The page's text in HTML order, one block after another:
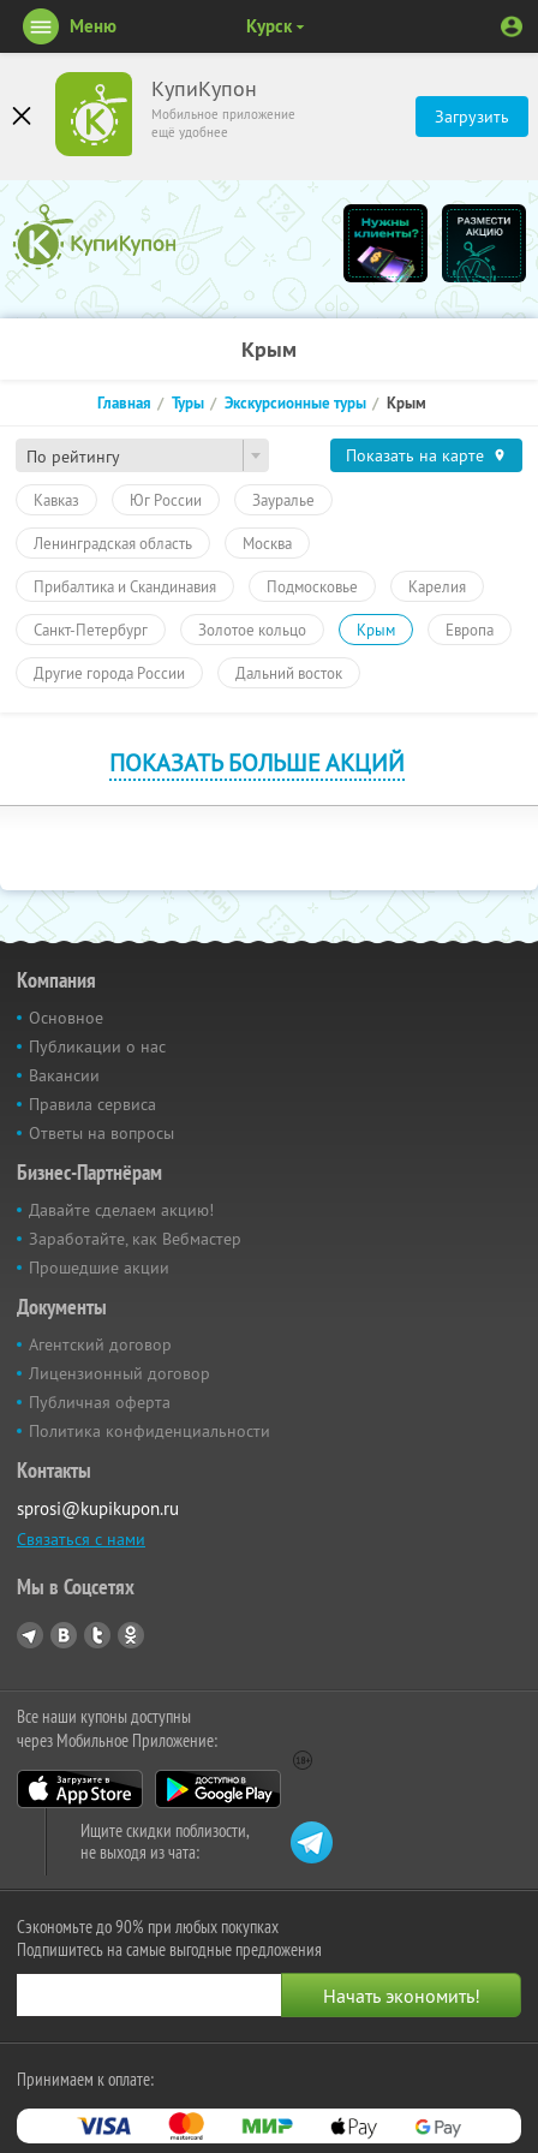
КупиКупон
Мобильное приложение
ещё удобнее
Загрузить
Меню Курск
Крым
По рейтингу
Главная Туры Экскурсионные туры Крым
Показать на карте
Кавказ Юг России Зауралье
Ленинградская область Москва
Прибалтика и Скандинавия Подмосковье Карелия
Санкт-Петербург Золотое кольцо Крым Европа
Другие города России Дальний восток
ПОКАЗАТЬ БОЛЬШЕ АКЦИЙ
Компания
Основное
Публикации о нас
Вакансии
Правила сервиса
Ответы на вопросы
Бизнес-Партнёрам
Давайте сделаем акцию!
Заработайте, как Вебмастер
Прошедшие акции
Документы
Агентский договор
Лицензионный договор
Публичная оферта
Политика конфиденциальности
Контакты
sprosi@kupikupon.ru
Связаться с нами
Мы в Соцсетях
Все наши купоны доступны
через Мобильное Приложение:
Ищите скидки поблизости,
не выходя из чата:
Сэкономьте до 90% при любых покупках
Подпишитесь на самые выгодные предложения
Принимаем к оплате: